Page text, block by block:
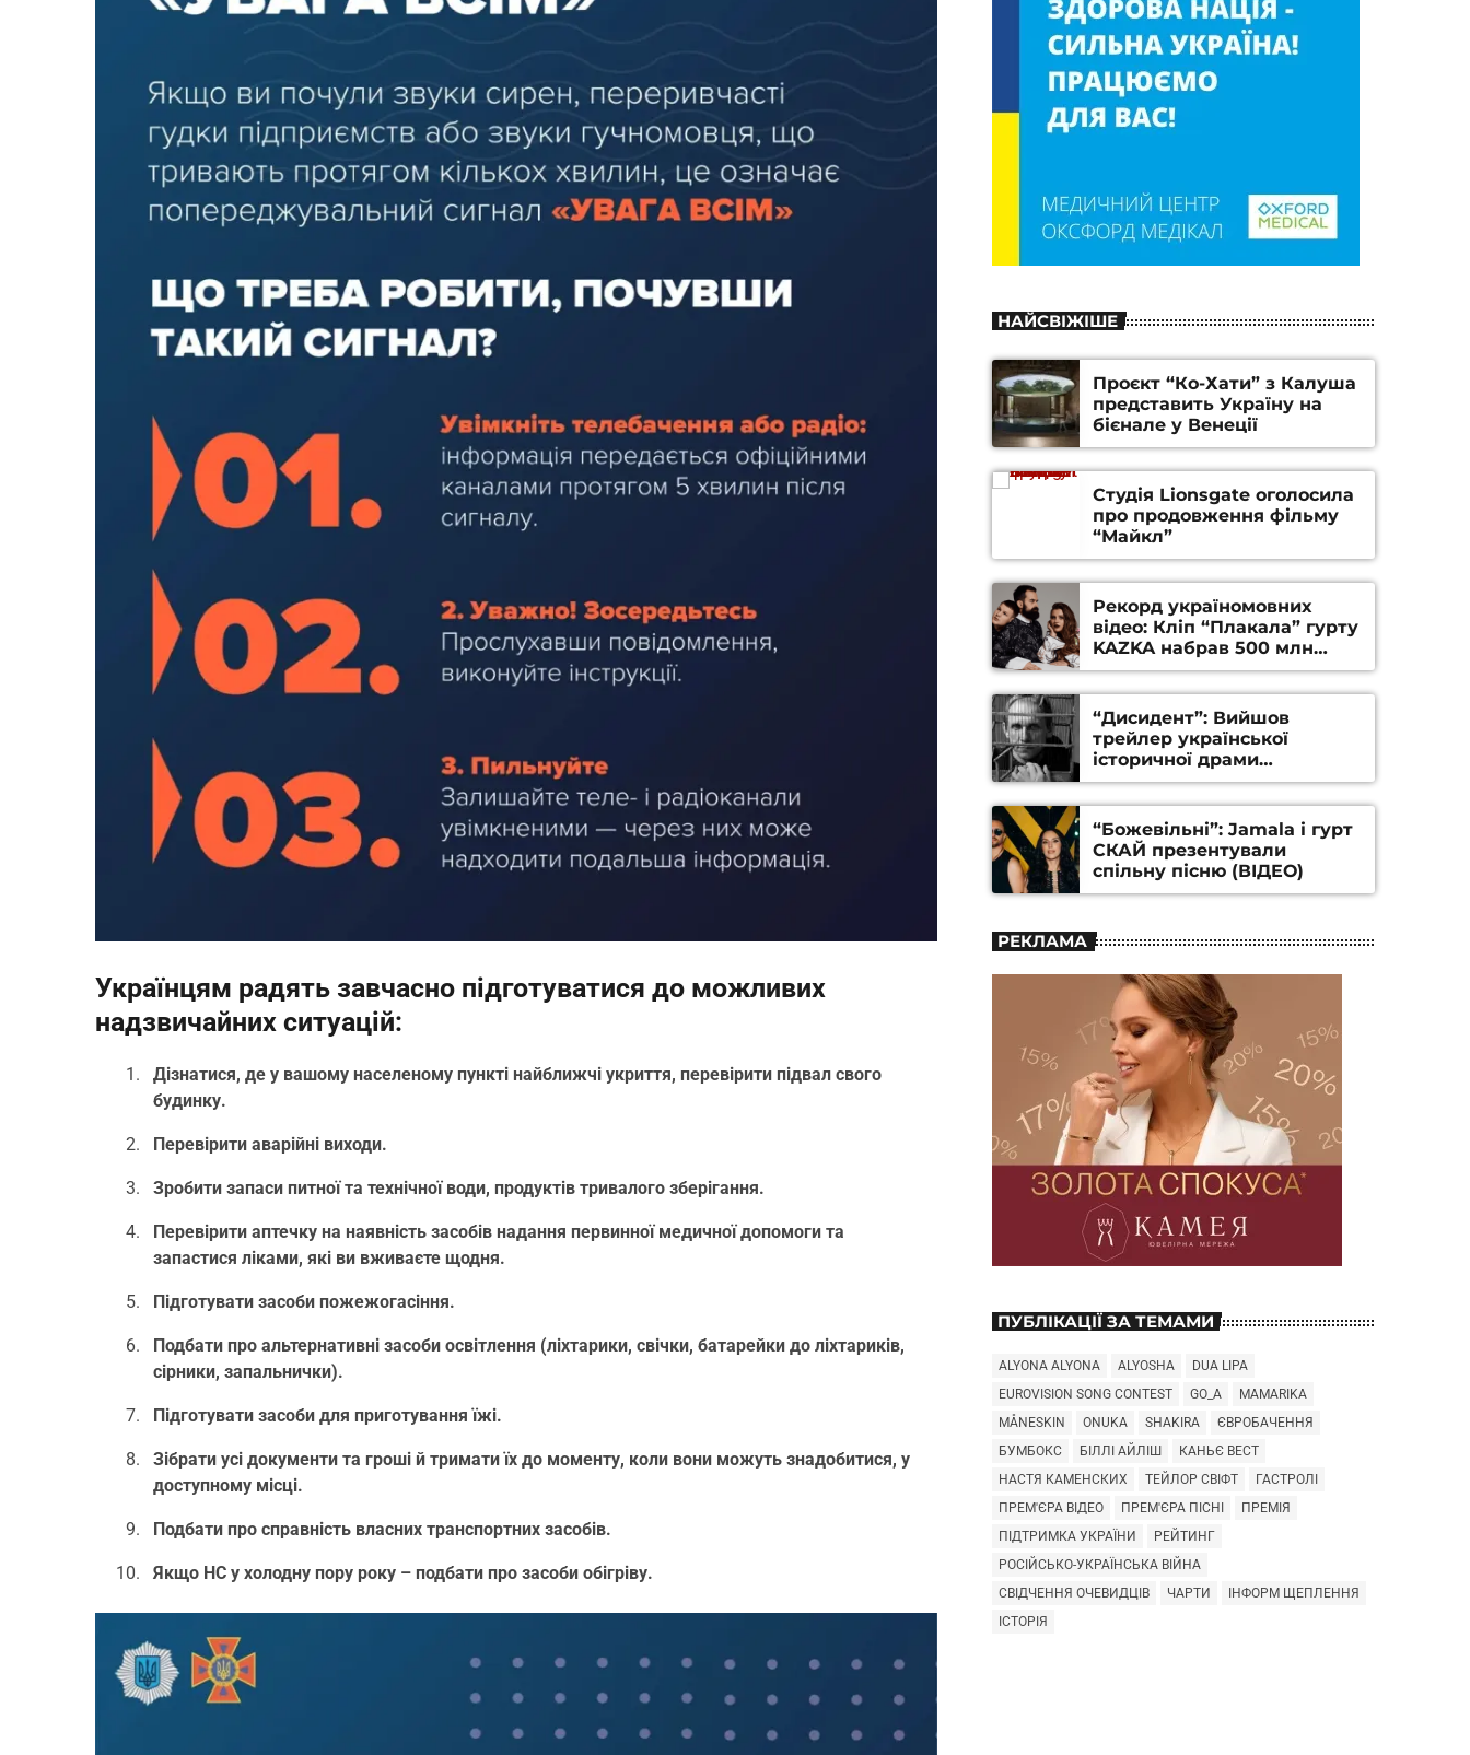
Українцям радять завчасно підготуватися до можливих
надзвичайних ситуацій:
Дізнатися, де у вашому населеному пункті найближчі укриття, перевірити підвал свого
будинку.
Перевірити аварійні виходи.
Зробити запаси питної та технічної води, продуктів тривалого зберігання.
Перевірити аптечку на наявність засобів надання первинної медичної допомоги та
запастися ліками, які ви вживаєте щодня.
Підготувати засоби пожежогасіння.
Подбати про альтернативні засоби освітлення (ліхтарики, свічки, батарейки до ліхтариків,
сірники, запальнички).
Підготувати засоби для приготування їжі.
Зібрати усі документи та гроші й тримати їх до моменту, коли вони можуть знадобитися, у
доступному місці.
Подбати про справність власних транспортних засобів.
Якщо НС у холодну пору року – подбати про засоби обігріву.
НАЙСВІЖІШЕ
Проєкт “Ко-Хати” з Калуша
представить Україну на
бієнале у Венеції
Студія Lionsgate оголосила
про продовження фільму
“Майкл”
Рекорд україномовних
відео: Кліп “Плакала” гурту
KAZKA набрав 500 млн
переглядів на YouTube
“Дисидент”: Вийшов
трейлер української
історичної драми
Станіслава Гуренка та
Андрія Алфьорова (ВІДЕО)
“Божевільні”: Jamala і гурт
СКАЙ презентували
спільну пісню (ВІДЕО)
РЕКЛАМА
ПУБЛІКАЦІЇ ЗА ТЕМАМИ
ALYONA ALYONA ALYOSHA
DUA LIPA
EUROVISION SONG CONTEST
GO_A
MAMARIKA
MÅNESKIN
ONUKA SHAKIRA
ЄВРОБАЧЕННЯ
БУМБОКС
БІЛЛІ АЙЛІШ
КАНЬЄ ВЕСТ
НАСТЯ КАМЕНСКИХ
ТЕЙЛОР СВІФТ
ГАСТРОЛІ
ПРЕМ'ЄРА ВІДЕО
ПРЕМ'ЄРА ПІСНІ
ПРЕМІЯ
ПІДТРИМКА УКРАЇНИ
РЕЙТИНГ
РОСІЙСЬКО-УКРАЇНСЬКА ВІЙНА
СВІДЧЕННЯ ОЧЕВИДЦІВ
ЧАРТИ
ІНФОРМ ЩЕПЛЕННЯ
ІСТОРІЯ